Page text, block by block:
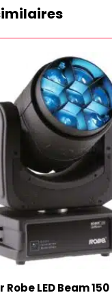
LED Beam 150